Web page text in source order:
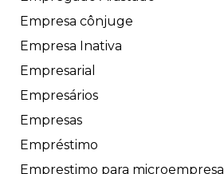
Empresa cônjuge
Empresa Inativa
Empresarial
Empresários
Empresas
Empréstimo
Emprestimo para microempresa